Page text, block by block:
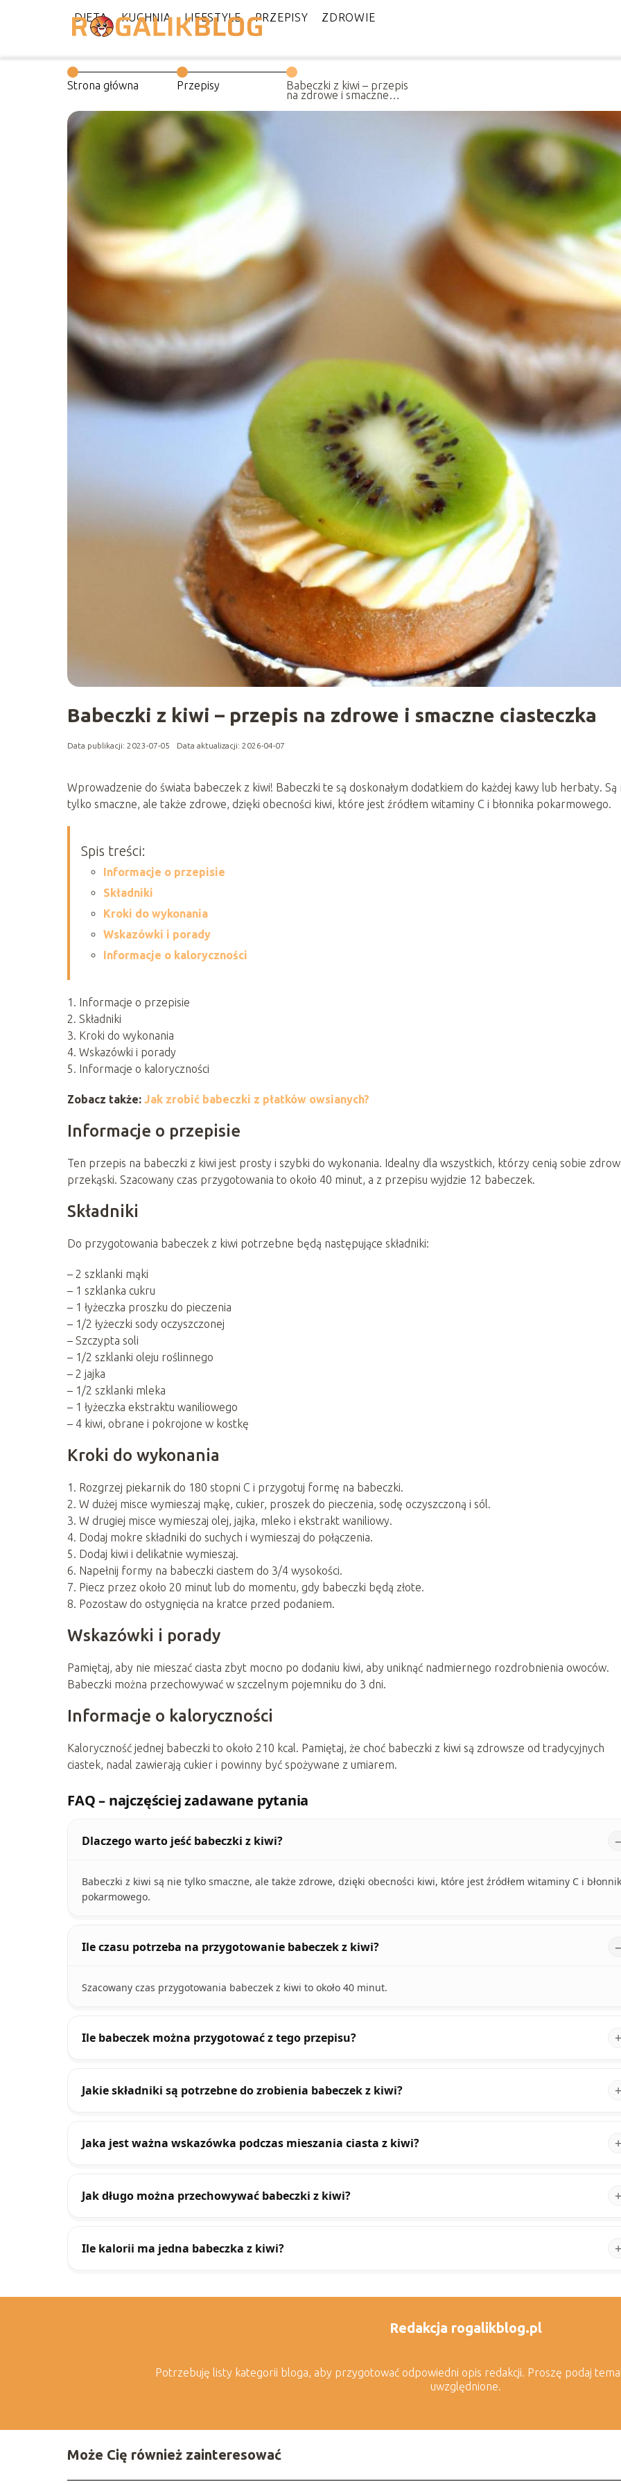
DIETA KUCHNIA LIFESTYLE PRZEPISY ZDROWIE
Strona główna Przepisy Babeczki z kiwi – przepis
na zdrowe i smaczne
Babeczki z kiwi – przepis na zdrowe i smaczne ciasteczka
Data publikacji: 2023-07-05 Data aktualizacji: 2026-04-07
Wprowadzenie do świata babeczek z kiwi! Babeczki te są doskonałym dodatkiem do każdej kawy lub herbaty. Są
tylko smaczne, ale także zdrowe, dzięki obecności kiwi, które jest źródłem witaminy C i błonnika pokarmowego.
Spis treści:
Informacje o przepisie
Składniki
Kroki do wykonania
Wskazówki i porady
Informacje o kaloryczności
1. Informacje o przepisie
2. Składniki
3. Kroki do wykonania
4. Wskazówki i porady
5. Informacje o kaloryczności
Zobacz także: Jak zrobić babeczki z płatków owsianych?
Informacje o przepisie
Ten przepis na babeczki z kiwi jest prosty i szybki do wykonania. Idealny dla wszystkich, którzy cenią sobie
przekąski. Szacowany czas przygotowania to około 40 minut, a z przepisu wyjdzie 12 babeczek.
Składniki
Do przygotowania babeczek z kiwi potrzebne będą następujące składniki:
– 2 szklanki mąki
– 1 szklanka cukru
– 1 łyżeczka proszku do pieczenia
– 1/2 łyżeczki sody oczyszczonej
– Szczypta soli
– 1/2 szklanki oleju roślinnego
– 2 jajka
– 1/2 szklanki mleka
– 1 łyżeczka ekstraktu waniliowego
– 4 kiwi, obrane i pokrojone w kostkę
Kroki do wykonania
1. Rozgrzej piekarnik do 180 stopni C i przygotuj formę na babeczki.
2. W dużej misce wymieszaj mąkę, cukier, proszek do pieczenia, sodę oczyszczoną i sól.
3. W drugiej misce wymieszaj olej, jajka, mleko i ekstrakt waniliowy.
4. Dodaj mokre składniki do suchych i wymieszaj do połączenia.
5. Dodaj kiwi i delikatnie wymieszaj.
6. Napełnij formy na babeczki ciastem do 3/4 wysokości.
7. Piecz przez około 20 minut lub do momentu, gdy babeczki będą złote.
8. Pozostaw do ostygnięcia na kratce przed podaniem.
Wskazówki i porady
Pamiętaj, aby nie mieszać ciasta zbyt mocno po dodaniu kiwi, aby uniknąć nadmiernego rozdrobnienia owoców.
Babeczki można przechowywać w szczelnym pojemniku do 3 dni.
Informacje o kaloryczności
Kaloryczność jednej babeczki to około 210 kcal. Pamiętaj, że choć babeczki z kiwi są zdrowsze od tradycyjnych
ciastek, nadal zawierają cukier i powinny być spożywane z umiarem.
FAQ – najczęściej zadawane pytania
Dlaczego warto jeść babeczki z kiwi?
Babeczki z kiwi są nie tylko smaczne, ale także zdrowe, dzięki obecności kiwi, które jest źródłem witaminy C i
pokarmowego.
Ile czasu potrzeba na przygotowanie babeczek z kiwi?
Szacowany czas przygotowania babeczek z kiwi to około 40 minut.
Ile babeczek można przygotować z tego przepisu?
Jakie składniki są potrzebne do zrobienia babeczek z kiwi?
Jaka jest ważna wskazówka podczas mieszania ciasta z kiwi?
Jak długo można przechowywać babeczki z kiwi?
Ile kalorii ma jedna babeczka z kiwi?
Redakcja rogalikblog.pl
Potrzebuję listy kategorii bloga, aby przygotować odpowiedni opis redakcji. Proszę podaj
uwzględnione.
Może Cię również zainteresować